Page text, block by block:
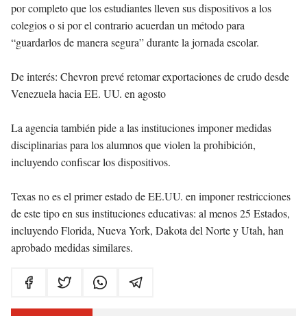
por completo que los estudiantes lleven sus dispositivos a los
colegios o si por el contrario acuerdan un método para
“guardarlos de manera segura” durante la jornada escolar.
De interés: Chevron prevé retomar exportaciones de crudo desde
Venezuela hacia EE. UU. en agosto
La agencia también pide a las instituciones imponer medidas
disciplinarias para los alumnos que violen la prohibición,
incluyendo confiscar los dispositivos.
Texas no es el primer estado de EE.UU. en imponer restricciones
de este tipo en sus instituciones educativas: al menos 25 Estados,
incluyendo Florida, Nueva York, Dakota del Norte y Utah, han
aprobado medidas similares.